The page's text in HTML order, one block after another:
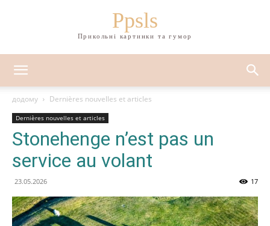
Ppsls
Прикольні картинки та гумор
додому Dernières nouvelles et articles
Dernières nouvelles et articles
Stonehenge n’est pas un
service au volant
23.05.2026 17